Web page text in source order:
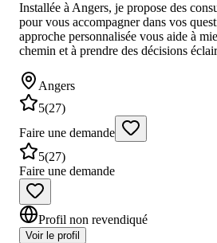
Installée à Angers, je propose des
pour vous accompagner dans vos
approche personnalisée vous aide à
chemin et à prendre des décisions
Angers
5(27)
Faire une demande
5(27)
Faire une demande
Profil non revendiqué
Voir le profil